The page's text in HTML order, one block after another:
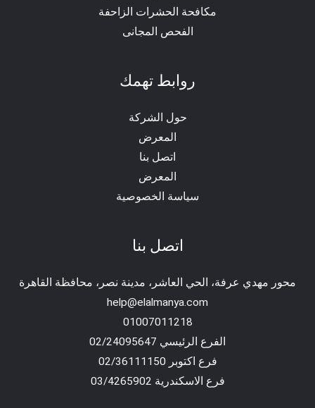
مكافحة الحشرات الزاحفة
الفحص المجانى
روابط تهمك
حول الشركة
المعرض
اتصل بنا
المعرض
سياسة الخصوصية
اتصل بنا
محور مهدي عرفة، الحي العاشر، مدينة نصر، محافظة القاهرة‬
help@elalmanya.com
01007011218
الفرع الرئيسي 02/24095647
فرع اكتوبر 02/36111150
فرع الاسكندرية 03/4265902